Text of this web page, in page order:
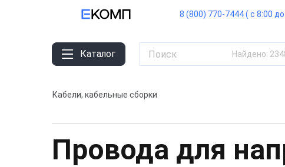
8 (800) 770-7444 ( с 8:00
Каталог Найдено:
Кабели, кабельные сборки
Провода для